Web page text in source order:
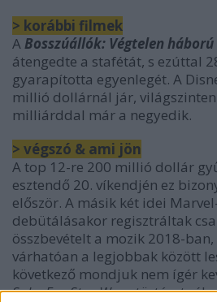
> korábbi filmek
ABosszúállók: Végtelen háború
átengedte a stafétát, s ezúttal
gyarapította egyenlegét. A
millió dollárnál jár,
milliárddal már a negyedik.
> végszó & ami jön
A top 12-re 200 millió dollár
esztendő 20. víkendjén ez
először. A másik két idei
debütálásakor regisztráltak
összbevételt a mozik 2018-ban,
várhatóan a legjobbak között
következő mondjuk nem ígér
Solo: Egy Star Wars-történet